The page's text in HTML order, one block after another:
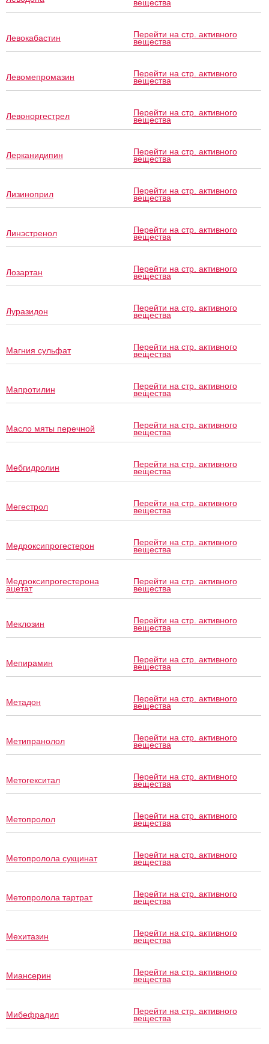
вещества
Левокабастин Перейти на стр. активного
вещества
Левомепромазин Перейти на стр. активного
вещества
Левоноргестрел Перейти на стр. активного
вещества
Лерканидипин Перейти на стр. активного
вещества
Лизиноприл Перейти на стр. активного
вещества
Линэстренол Перейти на стр. активного
вещества
Лозартан Перейти на стр. активного
вещества
Луразидон Перейти на стр. активного
вещества
Магния сульфат Перейти на стр. активного
вещества
Мапротилин Перейти на стр. активного
вещества
Масло мяты перечной Перейти на стр. активного
вещества
Мебгидролин Перейти на стр. активного
вещества
Мегестрол Перейти на стр. активного
вещества
Медроксипрогестерон Перейти на стр. активного
вещества
Медроксипрогестерона
ацетат
Перейти на стр. активного
вещества
Меклозин Перейти на стр. активного
вещества
Мепирамин Перейти на стр. активного
вещества
Метадон Перейти на стр. активного
вещества
Метипранолол Перейти на стр. активного
вещества
Метогекситал Перейти на стр. активного
вещества
Метопролол Перейти на стр. активного
вещества
Метопролола сукцинат Перейти на стр. активного
вещества
Метопролола тартрат Перейти на стр. активного
вещества
Мехитазин Перейти на стр. активного
вещества
Миансерин Перейти на стр. активного
вещества
Мибефрадил Перейти на стр. активного
вещества